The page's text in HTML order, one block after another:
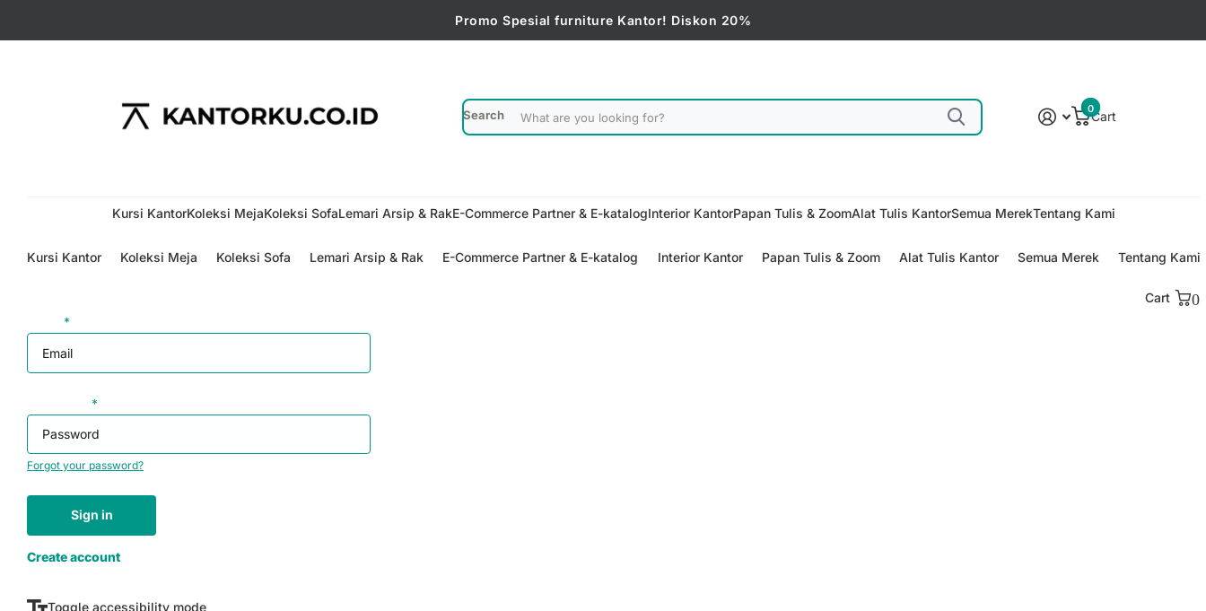
Promo Spesial furniture Kantor! Diskon 20%
Search Cart
0
Kursi KantorKoleksi MejaKoleksi SofaLemari Arsip & RakE-Commerce Partner & E-katalogInterior KantorPapan Tulis & ZoomAlat Tulis KantorSemua MerekTentang Kami
Kursi Kantor Koleksi Meja Koleksi Sofa Lemari Arsip & Rak E-Commerce Partner & E-katalog Interior Kantor Papan Tulis & Zoom Alat Tulis Kantor Semua Merek
Tentang Kami
*
*
Forgot your password?
Sign in
Create account
Cart 0
Toggle accessibility mode